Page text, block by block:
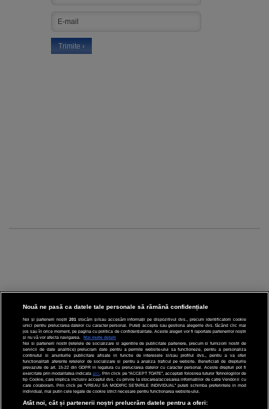
CINEMA
DIVERTISMENT
STIRI
TEHNOLOGIE
Nouă ne pasă ca datele tale personale să rămână confidențiale
Noi și partenerii noștri 201 stocăm și/sau accesăm informații pe dispozitivul dvs., precum identificatorii cookie
unici pentru prelucrarea datelor cu caracter personal. Puteți accepta sau gestiona alegerile dvs. făcând clic mai
jos sau în orice moment, pe pagina cu politica de confidențialitate. Aceste alegeri vor fi raportate partenerilor noștri
și nu vă vor afecta navigarea.
Mai multe detalii
Noi si partenerii nostri (retelele de socializare si agentiile de publicitate partenere, precum si furnizorii nostri de
servicii de date analitice) prelucram date pentru a permite website-ului sa functioneze, pentru a personaliza
continutul si anunturile publicitare afisate in functie de interesele si/sau profilul dvs., pentru a va oferi
functionalitati aferente retelelor de socializare si pentru a analiza traficul pe website. Beneficiati de drepturile
prevazute de art. 15-22 din GDPR in legatura cu prelucrarea datelor cu caracter personal. Aceste drepturi pot fi
exercitate prin modalitatea indicataaici . Prin click pe “ACCEPT TOATE”, acceptati folosirea tuturor Tehnologiilor de
tip Cookie, care implica inclusiv acceptul dvs. cu privire la stocarea/accesarea informatiilor de catre Vendor-ii cu
care colaboram. Prin click pe “VREAU SA MODIFIC SETARILE INDIVIDUAL” puteti schimba preferintele in mod
individual, mai putin cele legate de cookie strict necesare pentru functionarea website-ului.
Atât noi, cât și partenerii noștri prelucrăm datele pentru a oferi: